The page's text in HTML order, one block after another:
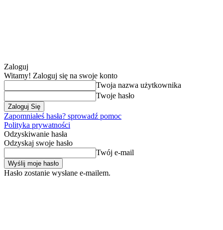
Zaloguj
Witamy! Zaloguj się na swoje konto
Twoja nazwa użytkownika
Twoje hasło
Zapomniałeś hasła? sprowadź pomoc
Polityka prywatności
Odzyskiwanie hasła
Odzyskaj swoje hasło
Twój e-mail
Hasło zostanie wysłane e-mailem.